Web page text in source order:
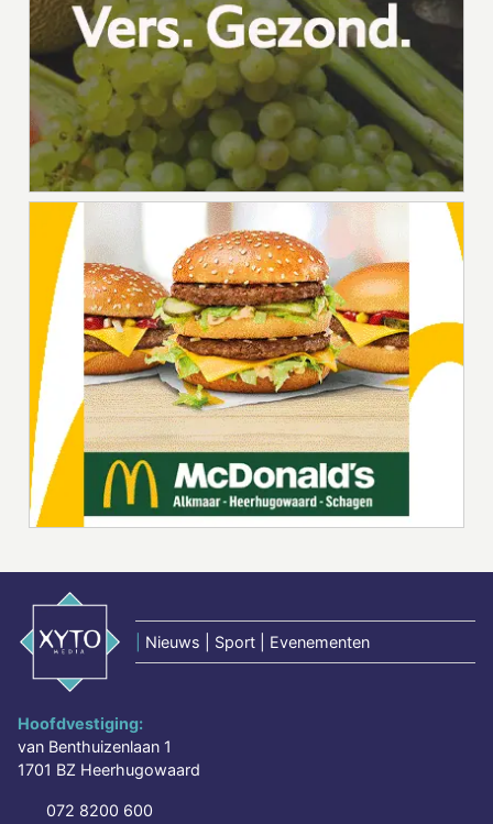
Nieuws | Sport | Evenementen
Hoofdvestiging:
van Benthuizenlaan 1
1701 BZ Heerhugowaard
072 8200 600